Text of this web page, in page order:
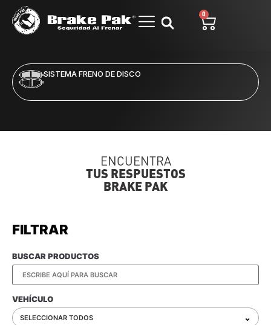
0
SISTEMA FRENO DE DISCO
ENCUENTRA
TUS RESPUESTOS
BRAKE PAK
FILTRAR
BUSCAR PRODUCTOS
VEHÍCULO
SELECCIONAR TODOS ⌄